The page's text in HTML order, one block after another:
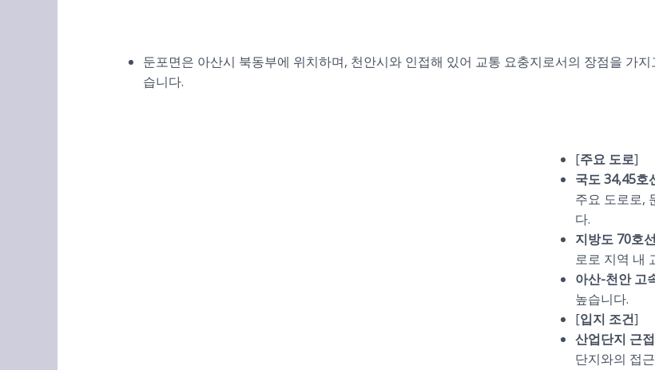
둔포면은 아산시 북동부에 위치하며, 천안시와 인접해 있어 교통 요충지로서의 장점을 가
습니다.
[주요 도로]
국도 34,45호
주요 도로로,
다.
지방도 70호선
로로 지역 내
아산-천안 고
높습니다.
[입지 조건]
산업단지 근
단지와의 접